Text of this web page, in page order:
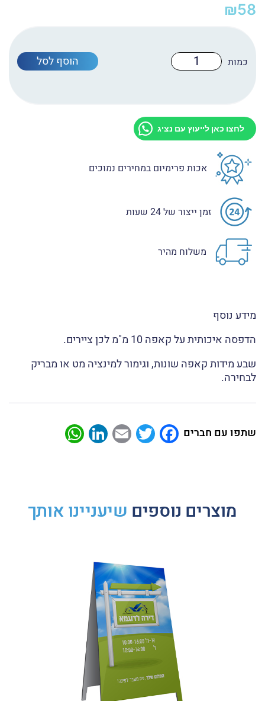
₪58
כמות
של
מ"מ
למתקן
ציירים
הוסף לסל
לחצו כאן לייעוץ עם נציג
אכות פרימיום במחירים נמוכים
זמן ייצור של 24 שעות
משלוח מהיר
מידע נוסף
הדפסה איכותית על קאפה 10 מ"מ לכן ציירים.
שבע מידות קאפה שונות, וגימור למינציה מט או מבריק
לבחירה.
שתפו עם חברים Facebook
Twitter
Email
LinkedIn
מוצרים נוספים שיעניינו אותך